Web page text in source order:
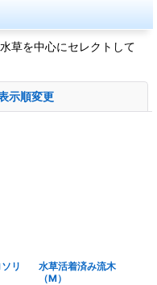
草を中心にセレクトして
示順変更
リ
水草活着済み流木
（M）